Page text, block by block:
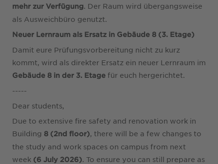
mehr zur Verfügung. Der Raum wird übergangsweise
als Ausweichbüro genutzt.
Neuer Lernraum als Ersatz in Gebäude 8 (3. Etage)
Damit eure Prüfungsvorbereitung nicht zu kurz
kommt, wird als direkter Ersatz ein neuer Lernraum im
Gebäude 8 in der 3. Etage für euch hergerichtet.
-----
Dear students,
Due to extensive fire safety and renovation work in
Building 8 (2nd floor), there will be a few changes to
the study and work spaces on campus from next
week (6 July 2026). To ensure you can still prepare as